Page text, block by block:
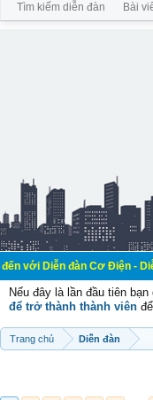
đàn Cơ Điện - Diễn đàn
Nếu đây là lần đầu tiên
để trở thành thành viên
Trang chủ Diễn đàn
Tìm kiếm diễn đàn Bài